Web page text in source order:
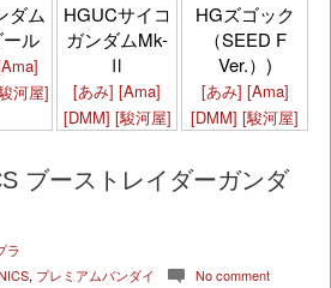
ダム
ル
河屋]
HGUCサイコ
ガンダムMk-
Ⅱ
[あみ] [Ama]
[DMM] [駿河屋]
HGズゴック
（SEED F
Ver.）)
[あみ] [Ama]
[DMM] [駿河屋]
ブーストレイダーガンダ
ラ
, プレミアムバンダイ c No comment